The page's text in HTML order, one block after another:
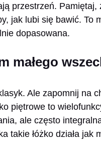
przestrzeń. Pamiętaj,
jak lubi się bawić. To
dopasowana.
małego
Ale zapomnij na
piętrowe to
ale często
takie łóżko działa jak